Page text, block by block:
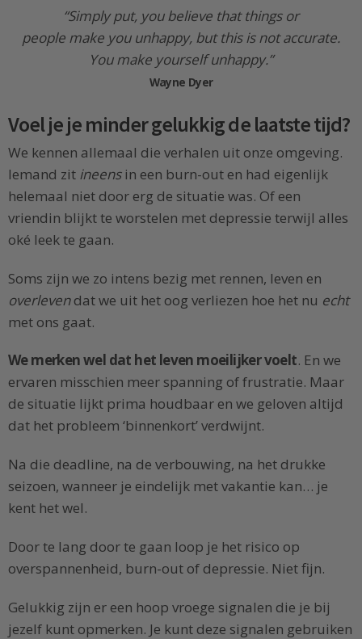
“Simply put, you believe that things or
people make you unhappy, but this is not accurate.
You make yourself unhappy.”
Wayne Dyer
Voel je je minder gelukkig de laatste tijd?
We kennen allemaal die verhalen uit onze omgeving.
Iemand zit ineensin een burn-out en had eigenlijk
helemaal niet door erg de situatie was. Of een
vriendin blijkt te worstelen met depressie terwijl alles
oké leek te gaan.
Soms zijn we zo intens bezig met rennen, leven en
overlevendat we uit het oog verliezen hoe het nu echt
met ons gaat.
We merken wel dat het leven moeilijker voelt. En we
ervaren misschien meer spanning of frustratie. Maar
de situatie lijkt prima houdbaar en we geloven altijd
dat het probleem ‘binnenkort’ verdwijnt.
Na die deadline, na de verbouwing, na het drukke
seizoen, wanneer je eindelijk met vakantie kan… je
kent het wel.
Door te lang door te gaan loop je het risico op
overspannenheid, burn-out of depressie. Niet fijn.
Gelukkig zijn er een hoop vroege signalen die je bij
jezelf kunt opmerken. Je kunt deze signalen gebruiken